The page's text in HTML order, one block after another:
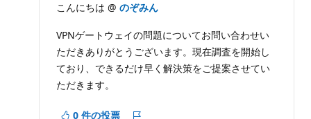
こんにちは @ のぞみん
VPNゲートウェイの問題についてお問い合わせい
ただきありがとうございます。現在調査を開始し
ており、できるだけ早く解決策をご提案させてい
ただきます。
0 件の投票